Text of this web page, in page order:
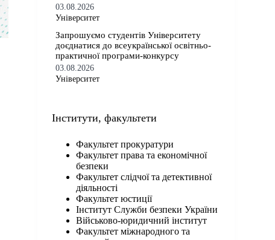
03.08.2026
Університет
Запрошуємо студентів Університету
доєднатися до всеукраїнської освітньо-
практичної програми-конкурсу
03.08.2026
Університет
Iнститути, факультети
Факультет прокуратури
Факультет права та економічної
безпеки
Факультет слідчої та детективної
діяльності
Факультет юстиції
Інститут Служби безпеки України
Військово-юридичний інститут
Факультет міжнародного та